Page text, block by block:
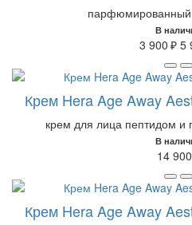
парфюмированный
В
3 900 ₽ 5
Крем Hera Age Away
крем для лица пептидом и
В
14
Крем Hera Age Away